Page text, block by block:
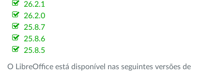
26.2.1
26.2.0
25.8.7
25.8.6
25.8.5
O LibreOffice está disponível nas seguintes versões de